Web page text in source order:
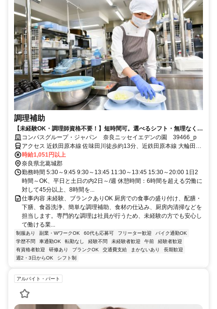
調理補助
【未経験OK・調理師資格不要！】短時間可。選べるシフト・無理なく安
定ワーク！
コンパスグループ・ジャパン 奈良ニッセイエデンの園 39466_p
アクセス 近鉄田原本線 佐味田川徒歩約13分、近鉄田原本線 大輪田徒
歩約17分、近鉄田原本線 池部徒歩約20分 奈良交通バス「高塚台一丁
目」バス停徒歩約3分
時給1,051円以上
奈良県北葛城郡
勤務時間 5:30～9:45 9:30～13:45 11:30～13:45 15:30～20:00 1日2
時間～OK、平日と土日の内2日～/週 休憩時間：6時間を超える労働に
対して45分以上、8時間を...
仕事内容 未経験、ブランクありOK 厨房での食事の盛り付け、配膳・
下膳、食器洗浄、簡単な調理補助、食材の仕込み、厨房内清掃などを
担当します。専門的な調理は社員が行うため、未経験の方でも安心し
て働ける業...
制服あり 副業・WワークOK 60代も応募可 フリーター歓迎
バイク通勤OK
学歴不問
車通勤OK 転勤なし 経験不問 未経験者歓迎 午前
経験者歓迎
有資格者歓迎
研修あり ブランクOK 交通費支給 まかないあり
長期歓迎
週2・3日からOK
シフト制
アルバイト・パート